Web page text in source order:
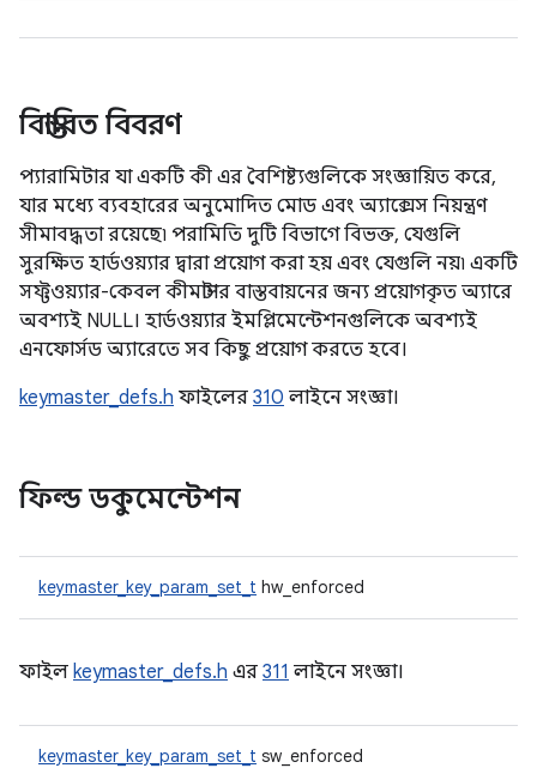
বিস্তারিত বিবরণ
প্যারামিটার যা একটি কী এর বৈশিষ্ট্যগুলিকে সংজ্ঞায়িত করে,
যার মধ্যে ব্যবহারের অনুমোদিত মোড এবং অ্যাক্সেস নিয়ন্ত্রণ
সীমাবদ্ধতা রয়েছে৷ পরামিতি দুটি বিভাগে বিভক্ত, যেগুলি
সুরক্ষিত হার্ডওয়্যার দ্বারা প্রয়োগ করা হয় এবং যেগুলি নয়৷ একটি
সফ্টওয়্যার-কেবল কীমাস্টার বাস্তবায়নের জন্য প্রয়োগকৃত অ্যারে
অবশ্যই NULL। হার্ডওয়্যার ইমপ্লিমেন্টেশনগুলিকে অবশ্যই
এনফোর্সড অ্যারেতে সব কিছু প্রয়োগ করতে হবে।
keymaster_defs.h ফাইলের 310 লাইনে সংজ্ঞা।
ফিল্ড ডকুমেন্টেশন
keymaster_key_param_set_t hw_enforced
ফাইল keymaster_defs.h এর 311 লাইনে সংজ্ঞা।
keymaster_key_param_set_t sw_enforced